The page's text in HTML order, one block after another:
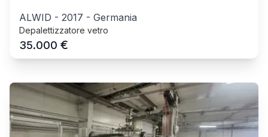
ALWID - 2017 - Germania
Depalettizzatore vetro
35.000 €